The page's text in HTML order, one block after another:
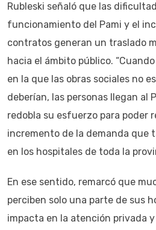
Rubleski señaló que las
funcionamiento del Pami y el
contratos generan un traslado
hacia el ámbito público.
en la que las obras sociales no
deberían, las personas llegan al
redobla su esfuerzo para poder
incremento de la demanda que
en los hospitales de toda la
En ese sentido, remarcó que
perciben solo una parte de sus
impacta en la atención privada